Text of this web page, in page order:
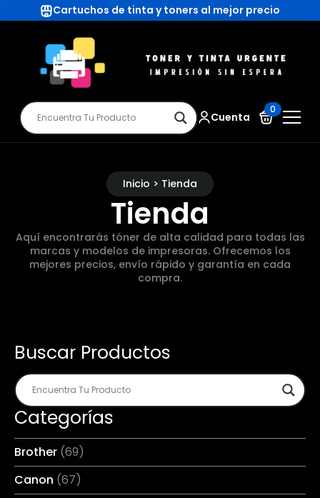
Cartuchos de tinta y toners al mejor precio
Cuenta
0
Inicio > Tienda
Tienda
Aquí encontrarás tóner de alta calidad para todas las
marcas y modelos de impresoras. Ofrecemos los
mejores precios, envío rápido y garantía en cada
compra.
Buscar Productos
Categorías
Brother (69)
Canon (67)